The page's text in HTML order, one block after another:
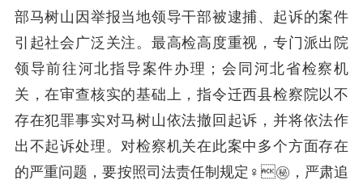
部马树山因举报当地领导干部被逮捕、起诉的案件
引起社会广泛关注。最高检高度重视，专门派出院
领导前往河北指导案件办理；会同河北省检察机
关，在审查核实的基础上，指令迁西县检察院以不
存在犯罪事实对马树山依法撤回起诉，并将依法作
出不起诉处理。对检察机关在此案中多个方面存在
的严重问题，要按照司法责任制规定♀️㊙️，严肃追